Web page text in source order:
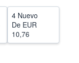
4 Nuevo
De EUR
10,76